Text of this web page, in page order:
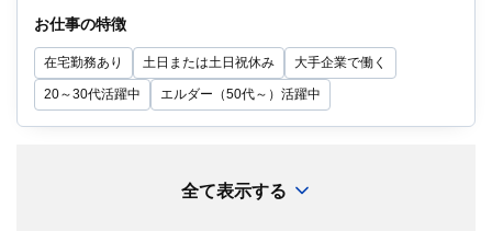
バ、監視・運用ツール（Zabbix、JP1等）
他にもIT関連のお仕事が多数あります。
お仕事の特徴
在宅勤務あり 土日または土日祝休み 大手企業で働く
20～30代活躍中 エルダー（50代～）活躍中
全て表示する